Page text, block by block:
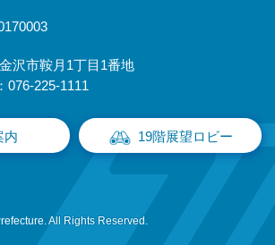
沢市鞍月1丁目1番地
076-225-1111
内 19階展望ロビー
All Rights Reserved.